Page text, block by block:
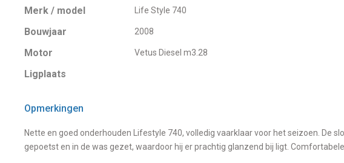
Merk / model Life Style 740
Bouwjaar 2008
Motor Vetus Diesel m3.28
Ligplaats
Opmerkingen
Nette en goed onderhouden Lifestyle 740, volledig vaarklaar voor het seizoen. De
gepoetst en in de was gezet, waardoor hij er prachtig glanzend bij ligt.